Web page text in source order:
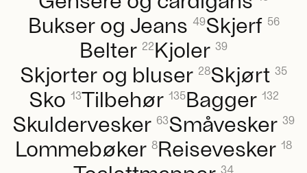
Bukser og Jeans 49Skjerf 56
Belter 22Kjoler 39
Skjorter og bluser 28Skjørt 35
Sko 13Tilbehør 135Bagger 132
Skuldervesker 63Småvesker 39
Lommebøker 8Reisevesker 18
34